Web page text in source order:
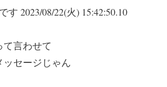
す 2023/08/22(火) 15:42:50.10
言わせて
セージじゃん